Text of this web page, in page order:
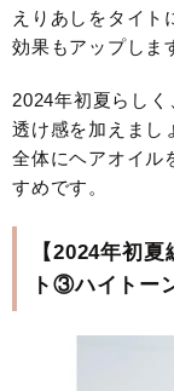
えりあしをタイト
効果もアップしま
2024年初夏らし
透け感を加えまし
全体にヘアオイル
すめです。
【2024年初
ト③ハイトー